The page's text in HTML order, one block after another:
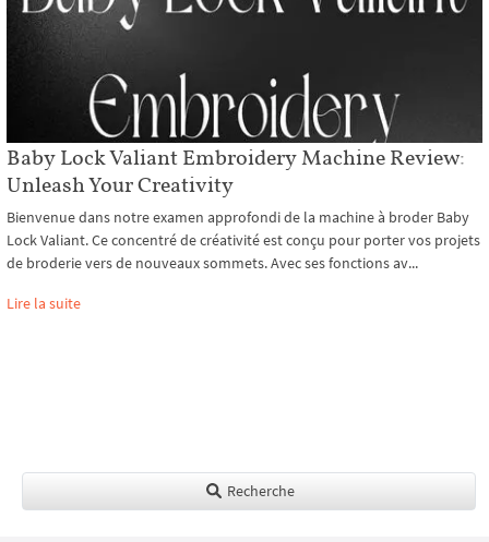
Baby Lock Valiant Embroidery Machine Review:
Unleash Your Creativity
Bienvenue dans notre examen approfondi de la machine à broder Baby
Lock Valiant. Ce concentré de créativité est conçu pour porter vos projets
de broderie vers de nouveaux sommets. Avec ses fonctions av...
Lire la suite
Recherche